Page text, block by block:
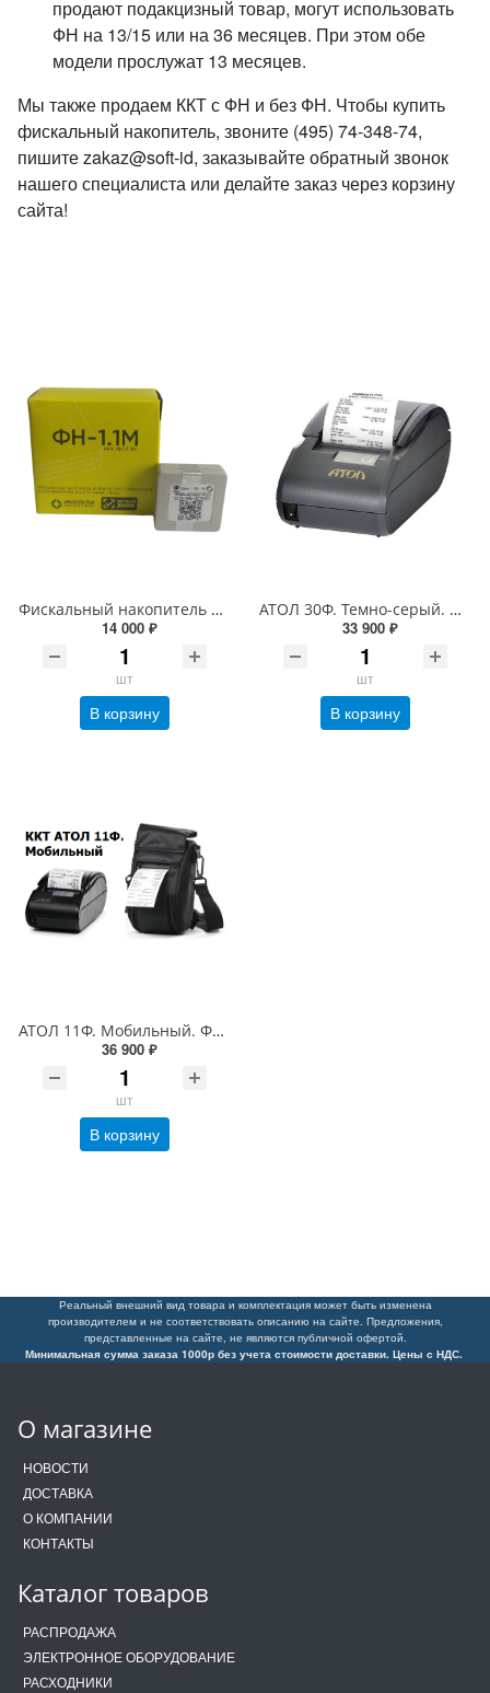
продают подакцизный товар, могут использовать
ФН на 13/15 или на 36 месяцев. При этом обе
модели прослужат 13 месяцев.
Мы также продаем ККТ с ФН и без ФН. Чтобы купить
фискальный накопитель, звоните (495) 74-348-74,
пишите zakaz@soft-id, заказывайте обратный звонок
нашего специалиста или делайте заказ через корзину
сайта!
Фискальный накопитель ФН-1.2 на 15 месяцев
14 000 ₽
шт
В корзину
АТОЛ 30Ф. Темно-серый. ФН 1.1 15 мес. USB (48 067/ 44 456)
33 900 ₽
шт
В корзину
АТОЛ 11Ф. Мобильный. ФН 1.1 15 мес. RS+USB Wifi/BT/2G/АКБ Мобильная ККТ (48 064)
36 900 ₽
шт
В корзину
Реальный внешний вид товара и комплектация может быть изменена
производителем и не соответствовать описанию на сайте. Предложения,
представленные на сайте, не являются публичной офертой.
Минимальная сумма заказа 1000р без учета стоимости доставки. Цены с НДС.
О магазине
НОВОСТИ
ДОСТАВКА
О КОМПАНИИ
КОНТАКТЫ
Каталог товаров
РАСПРОДАЖА
ЭЛЕКТРОННОЕ ОБОРУДОВАНИЕ
РАСХОДНИКИ